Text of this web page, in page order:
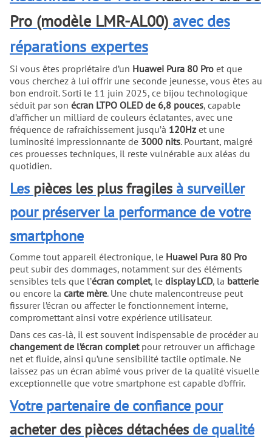
Pro (modèle LMR-AL00) avec des
réparations expertes
Si vous êtes propriétaire d’un Huawei Pura 80 Pro et que
vous cherchez à lui offrir une seconde jeunesse, vous êtes au
bon endroit. Sorti le 11 juin 2025, ce bijou technologique
séduit par son écran LTPO OLED de 6,8 pouces, capable
d’afficher un milliard de couleurs éclatantes, avec une
fréquence de rafraîchissement jusqu’à 120Hz et une
luminosité impressionnante de 3000 nits. Pourtant, malgré
ces prouesses techniques, il reste vulnérable aux aléas du
quotidien.
Les pièces les plus fragiles à surveiller
pour préserver la performance de votre
smartphone
Comme tout appareil électronique, le Huawei Pura 80 Pro
peut subir des dommages, notamment sur des éléments
sensibles tels que l’écran complet, le display LCD, la batterie
ou encore la carte mère. Une chute malencontreuse peut
fissurer l’écran ou affecter le fonctionnement interne,
compromettant ainsi votre expérience utilisateur.
Dans ces cas-là, il est souvent indispensable de procéder au
changement de l’écran completpour retrouver un affichage
net et fluide, ainsi qu’une sensibilité tactile optimale. Ne
laissez pas un écran abîmé vous priver de la qualité visuelle
exceptionnelle que votre smartphone est capable d’offrir.
Votre partenaire de confiance pour
acheter des pièces détachées de qualité